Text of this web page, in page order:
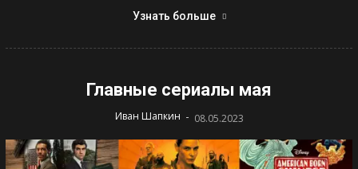
Узнать больше
Главные сериалы мая
Иван Шапкин - 08.05.2023